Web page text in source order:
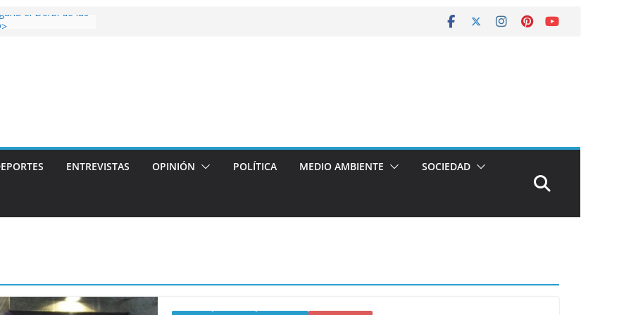
el Derbi de las
ENTREVISTAS OPINIÓN POLÍTICA MEDIO AMBIENTE SOCIEDAD